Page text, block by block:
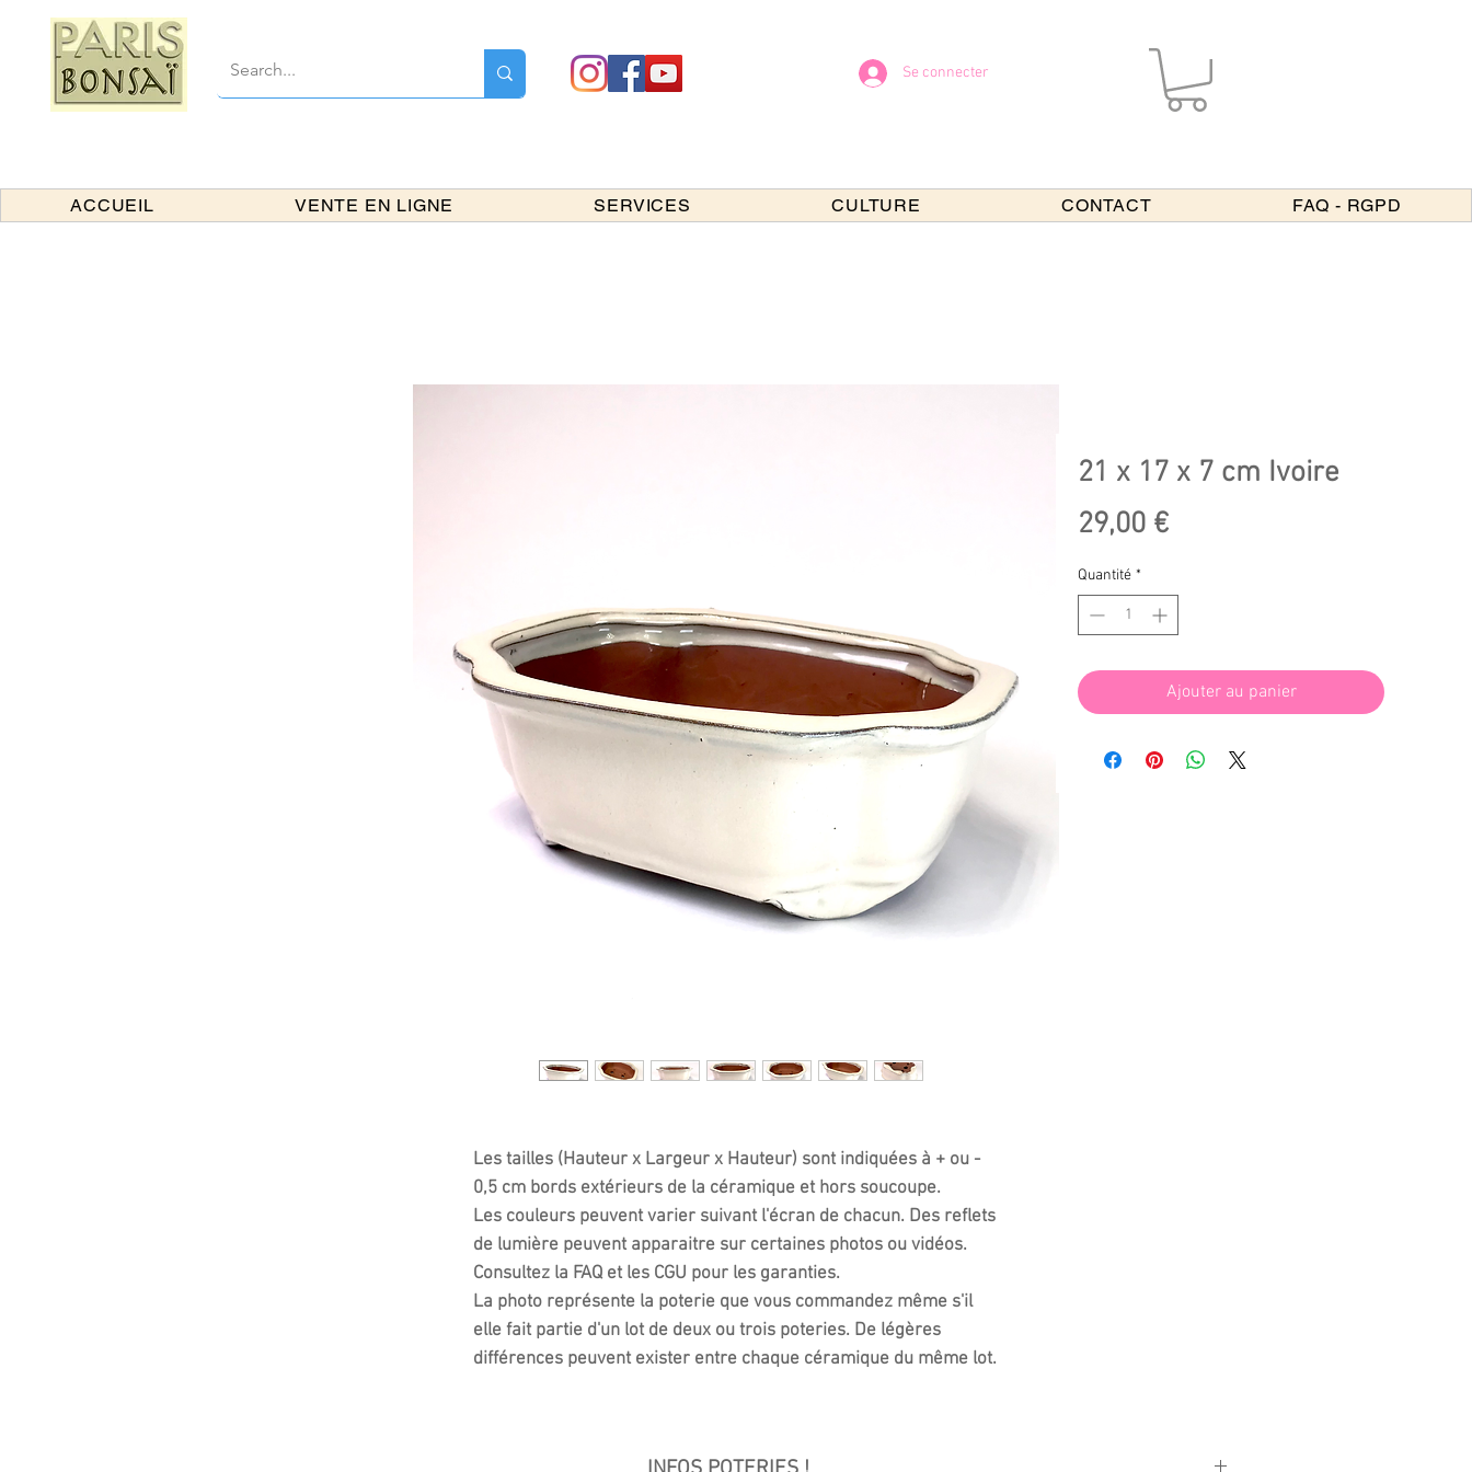
Se connecter
ACCUEIL VENTE EN LIGNE SERVICES CULTURE CONTACT FAQ - RGPD
21 x 17 x 7 cm Ivoire
29,00 €Prix
Quantité *
Ajouter au panier
Les tailles (Hauteur x Largeur x Hauteur) sont indiquées à + ou -
0,5 cm bords extérieurs de la céramique et hors soucoupe.
Les couleurs peuvent varier suivant l'écran de chacun. Des reflets
de lumière peuvent apparaitre sur certaines photos ou vidéos.
Consultez la FAQ et les CGU pour les garanties.
La photo représente la poterie que vous commandez même s'il
elle fait partie d'un lot de deux ou trois poteries. De légères
différences peuvent exister entre chaque céramique du même lot.